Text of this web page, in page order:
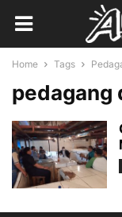
Home Tags
pedagang